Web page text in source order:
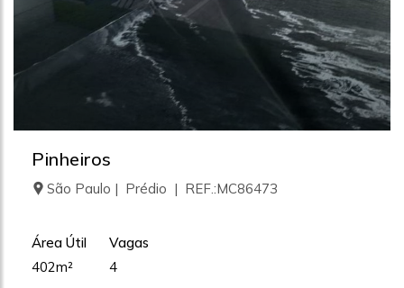
Pinheiros
São Paulo | Prédio | REF.:MC86473
Área Útil
402m²
Vagas
4